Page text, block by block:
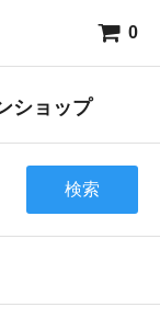
0
ショップ
検索